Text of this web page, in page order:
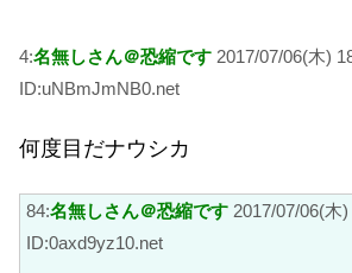
4:名無しさん＠恐縮です 2017/07/06(木)
ID:uNBmJmNB0.net
何度目だナウシカ
84:名無しさん＠恐縮です 2017/07/06(木
ID:0axd9yz10.net